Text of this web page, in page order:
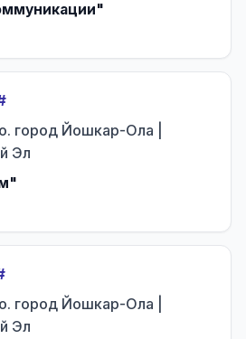
город Йошкар-Ола |
Эл
город Йошкар-Ола |
Эл